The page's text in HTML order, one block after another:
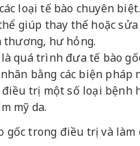
loại tế bào chuyên
giúp thay thế hoặc sửa
thương, hư hỏng.
quá trình đưa tế bào
bằng các biện pháp
điều trị một số loại bệnh
mỹ da.